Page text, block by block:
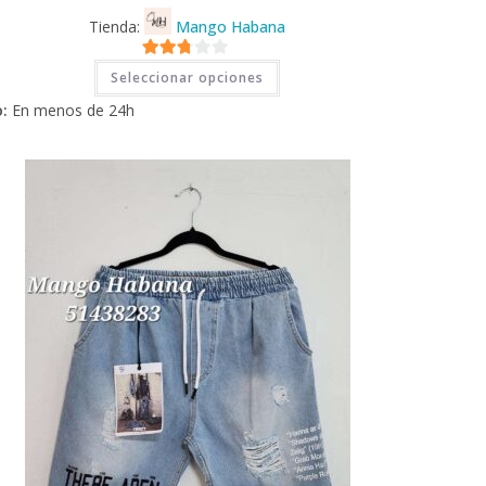
Tienda: Mango Habana
2.71
de 5
Seleccionar opciones
Este
tiene
opciones
de
producto
En menos de 24h